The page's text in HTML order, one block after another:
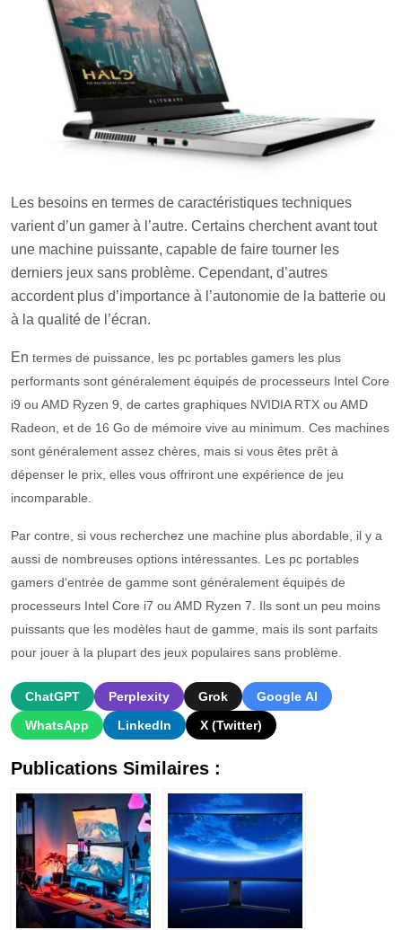
Les besoins en termes de caractéristiques techniques
varient d’un gamer à l’autre. Certains cherchent avant tout
une machine puissante, capable de faire tourner les
derniers jeux sans problème. Cependant, d’autres
accordent plus d’importance à l’autonomie de la batterie ou
à la qualité de l’écran.
En termes de puissance les pc portables gamers les plus
performants sont généralement équipés de processeurs Intel Core
i9 ou AMD Ryzen 9, de cartes graphiques NVIDIARTX ou AMD
Radeon et de 16 Go de mémoire vive au minimum Ces machines
sont généralement assez chères mais si vous êtes prêt à
dépenser le prix elles vous offriront une expérience de jeu
incomparable
Par contre, si vous recherchez une machine plus abordable il y a
aussi de nombreuses options intéressantes Les pc portables
gamers d‘entrée de gamme sont généralement équipés de
processeurs Intel Core i7 ou AMD Ryzen 7 Ils sont un peu moins
puissants que les modèles haut de gamme mais ils sont parfaits
pour jouer à la plupart des jeux populaires sans problème
ChatGPT Perplexity Grok
Google AI
WhatsApp
LinkedIn X (Twitter)
Publications Similaires :